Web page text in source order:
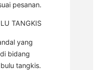
pesanan.
TANGKIS
yang
bidang
tangkis.